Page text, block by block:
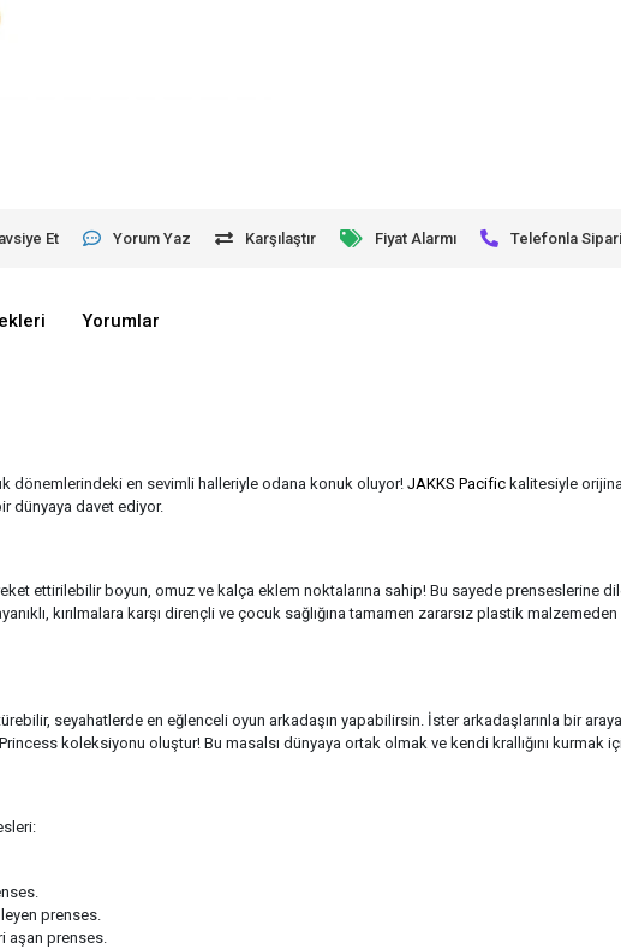
Et Yorum Yaz Karşılaştır Fiyat Alarmı Telefonla
Yorumlar
dönemlerindeki en sevimli halleriyle odana konuk oluyor!JAKKS Pacific kalitesiyle
dünyaya davet ediyor.
ettirilebilir boyun, omuz ve kalça eklem noktalarına sahip! Bu sayede prenseslerine
kırılmalara karşı dirençli ve çocuk sağlığına tamamen zararsız plastik
seyahatlerde en eğlenceli oyun arkadaşın yapabilirsin. İster arkadaşlarınla bir
koleksiyonu oluştur! Bu masalsı dünyaya ortak olmak ve kendi krallığını
prenses.
aşan prenses.